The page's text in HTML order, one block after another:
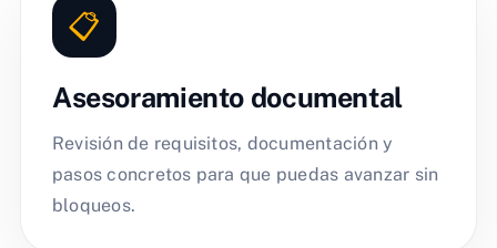
📋
Asesoramiento documental
Revisión de requisitos, documentación y
pasos concretos para que puedas avanzar sin
bloqueos.